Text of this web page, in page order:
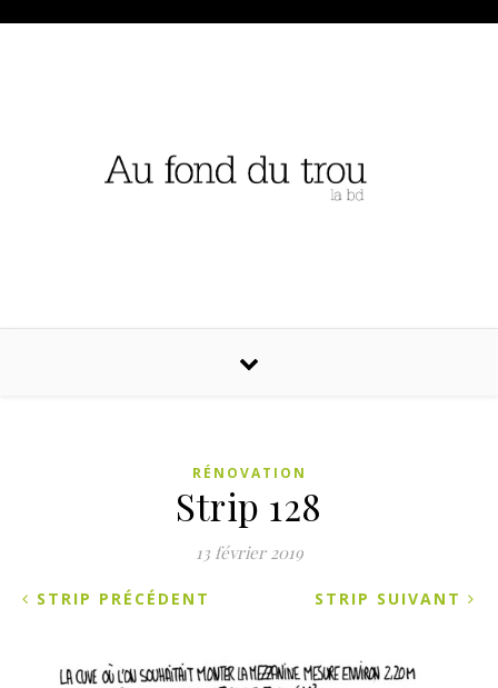
RÉNOVATION
Strip 128
13 février 2019
STRIP SUIVANT
STRIP PRÉCÉDENT